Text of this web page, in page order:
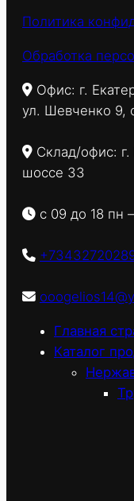
Политика
Обработка
Офис: г.
ул. Шевченко 9,
Склад/офис:
шоссе 33
с 09 до 18 пн
Главная
Каталог